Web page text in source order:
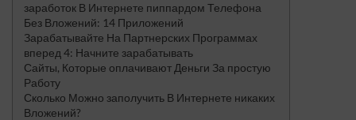
заработок В Интернете пиппардом Телефона
Без Вложений: 14 Приложений
Зарабатывайте На Партнерских Программах
вперед 4: Начните зарабатывать
Сайты, Которые оплачивают Деньги За простую
Работу
Сколько Можно заполучить В Интернете никаких
Вложений?